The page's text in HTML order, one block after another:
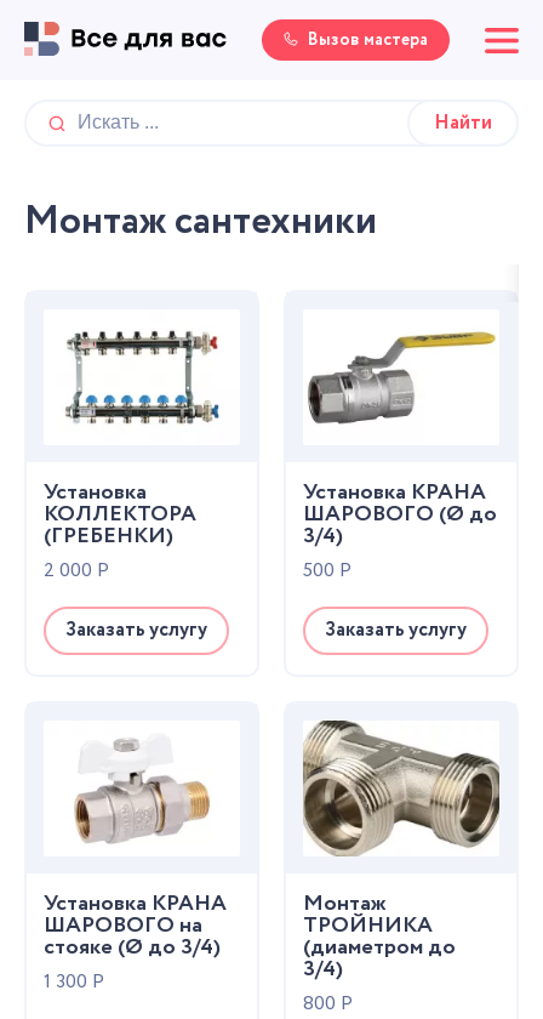
Вызов мастера
Монтаж сантехники
Установка
КОЛЛЕКТОРА
(ГРЕБЕНКИ)
2 000 Р
Заказать услугу
Установка КРАНА
ШАРОВОГО (Ø до
3/4)
500 Р
Заказать услугу
Установка КРАНА
ШАРОВОГО на
стояке (Ø до 3/4)
1 300 Р
Монтаж
ТРОЙНИКА
(диаметром до
3/4)
800 Р